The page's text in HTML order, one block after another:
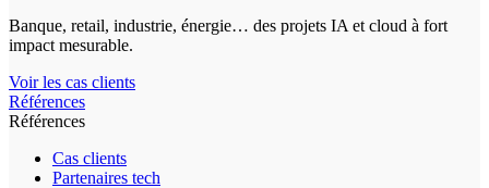
Banque, retail, industrie, énergie… des projets IA et cloud à fort
impact mesurable.
Voir les cas clients
Références
Références
Cas clients
Partenaires tech